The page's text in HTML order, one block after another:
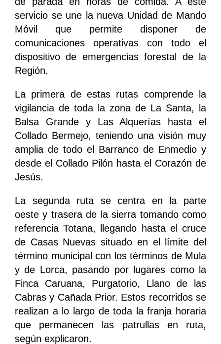
servicio se une la nueva Unidad de Mando
Móvil que permite disponer de
comunicaciones operativas con todo el
dispositivo de emergencias forestal de la
Región.
La primera de estas rutas comprende la
vigilancia de toda la zona de La Santa, la
Balsa Grande y Las Alquerías hasta el
Collado Bermejo, teniendo una visión muy
amplia de todo el Barranco de Enmedio y
desde el Collado Pilón hasta el Corazón de
Jesús.
La segunda ruta se centra en la parte
oeste y trasera de la sierra tomando como
referencia Totana, llegando hasta el cruce
de Casas Nuevas situado en el límite del
término municipal con los términos de Mula
y de Lorca, pasando por lugares como la
Finca Caruana, Purgatorio, Llano de las
Cabras y Cañada Prior. Estos recorridos se
realizan a lo largo de toda la franja horaria
que permanecen las patrullas en ruta,
según explicaron.